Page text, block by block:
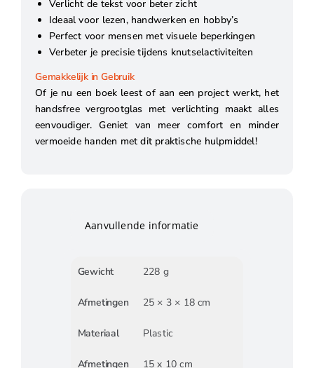
Verlicht de tekst voor beter zicht
Ideaal voor lezen, handwerken en hobby’s
Perfect voor mensen met visuele beperkingen
Verbeter je precisie tijdens knutselactiviteiten
Gemakkelijk in Gebruik
Of je nu een boek leest of aan een project werkt, het
handsfree vergrootglas met verlichting maakt alles
eenvoudiger. Geniet van meer comfort en minder
vermoeide handen met dit praktische hulpmiddel!
Aanvullende informatie
Gewicht 228 g
Afmetingen 25 × 3 × 18 cm
Materiaal Plastic
Afmetingen 15 x 10 cm